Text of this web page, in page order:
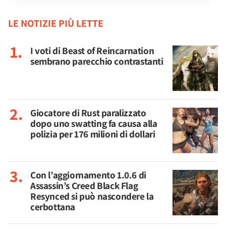
LE NOTIZIE PIÙ LETTE
I voti di Beast of Reincarnation
sembrano parecchio contrastanti
Giocatore di Rust paralizzato
dopo uno swatting fa causa alla
polizia per 176 milioni di dollari
Con l’aggiornamento 1.0.6 di
Assassin’s Creed Black Flag
Resynced si può nascondere la
cerbottana